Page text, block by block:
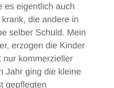
es eigentlich auch
die andere in
selber Schuld. Mein
erzogen die Kinder
nur kommerzieller
Jahr ging die kleine
gepflegten